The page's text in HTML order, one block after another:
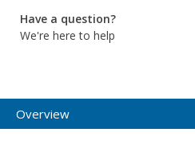
Have a question?
We're here to help
Overview